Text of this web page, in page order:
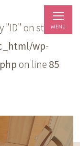
"ID" on string in
wp-
on line 85